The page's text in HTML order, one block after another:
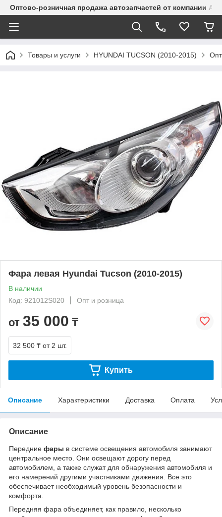
Оптово-розничная продажа автозапчастей от компании
Товары и услуги HYUNDAI TUCSON (2010-2015)
Фара левая Hyundai Tucson (2010-2015)
В наличии
Код: 921012S020
Опт и розница
от 35 000 ₸
32 500 ₸ от 2 шт.
Купить
Описание Характеристики Доставка Оплата
Описание
Передние фары в системе освещения автомобиля занимают
центральное место. Они освещают дорогу перед
автомобилем, а также служат для обнаружения автомобиля и
его намерений другими участниками движения. Все это
обеспечивает необходимый уровень безопасности и
комфорта.
Передняя фара объединяет, как правило, несколько